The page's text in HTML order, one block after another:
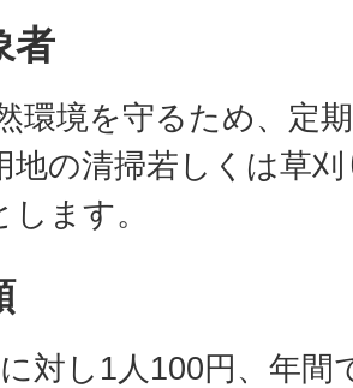
者
環境を守るため、定
地の清掃若しくは草
ます。
対し1人100円、年間